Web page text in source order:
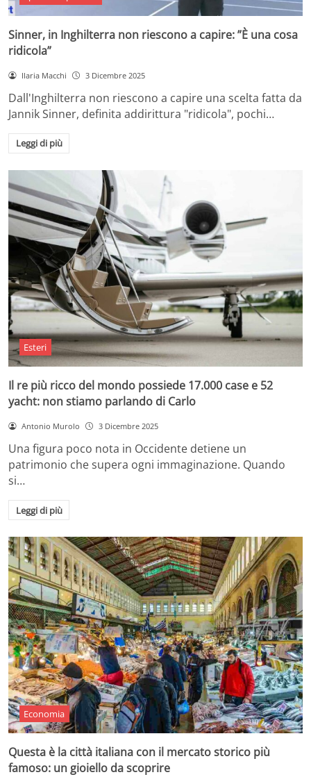
Sinner, in Inghilterra non riescono a capire: ”È una cosa
ridicola”
Ilaria Macchi 3 Dicembre 2025
Dall'Inghilterra non riescono a capire una scelta fatta da
Jannik Sinner, definita addirittura "ridicola", pochi…
Leggi di più
Esteri
Il re più ricco del mondo possiede 17.000 case e 52
yacht: non stiamo parlando di Carlo
Antonio Murolo 3 Dicembre 2025
Una figura poco nota in Occidente detiene un
patrimonio che supera ogni immaginazione. Quando
si…
Leggi di più
Economia
Questa è la città italiana con il mercato storico più
famoso: un gioiello da scoprire